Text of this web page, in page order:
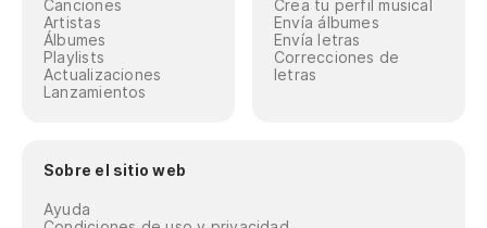
Canciones
Artistas
Álbumes
Playlists
Actualizaciones
Lanzamientos
Crea tu perfil musical
Envía álbumes
Envía letras
Correcciones de
letras
Sobre el sitio web
Ayuda